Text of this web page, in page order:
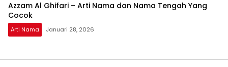
Azzam Al Ghifari – Arti Nama dan Nama Tengah Yang
Cocok
Arti Nama Januari 28, 2026